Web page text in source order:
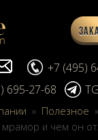
info@stone-
+7 (495)
695-27-68
TG
» Полезное »
мрамор и чем он